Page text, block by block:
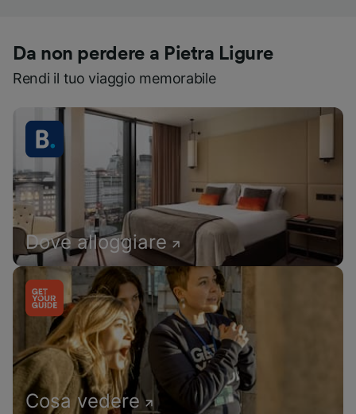
Da non perdere a Pietra Ligure
Rendi il tuo viaggio memorabile
Dove alloggiare
Cosa vedere